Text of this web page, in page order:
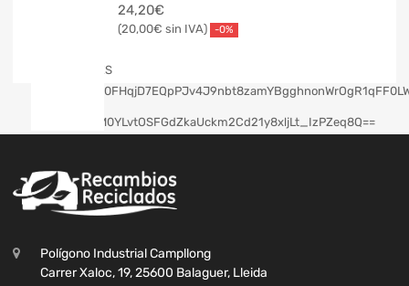
24,20€
20,00€ -0%
Polígono Industrial Campllong
Carrer Xaloc, 19, 25600 Balaguer, Lleida